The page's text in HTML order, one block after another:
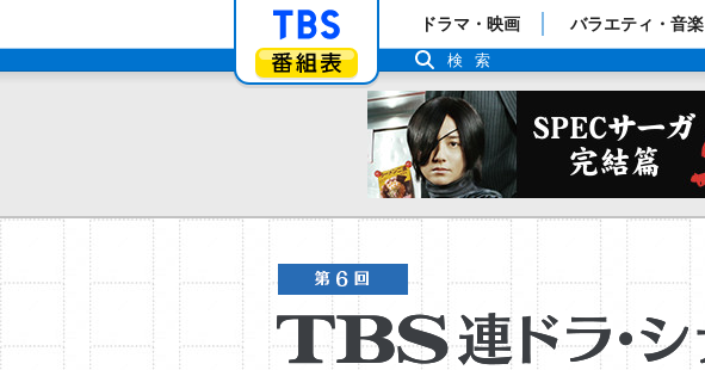
「TBSテレビ」トップページ
番組表
ドラマ・映画 バラエティ・音楽
検索